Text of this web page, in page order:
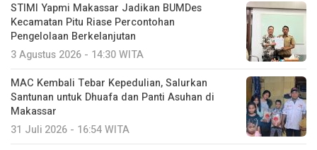
STIMI Yapmi Makassar Jadikan BUMDes
Kecamatan Pitu Riase Percontohan
Pengelolaan Berkelanjutan
3 Agustus 2026 - 14:30 WITA
MAC Kembali Tebar Kepedulian, Salurkan
Santunan untuk Dhuafa dan Panti Asuhan di
Makassar
31 Juli 2026 - 16:54 WITA